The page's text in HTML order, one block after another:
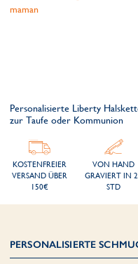
Personalisierte Liberty
zur Taufe oder Kommunion
KOSTENFREIER
VERSAND ÜBER
150€
VON HAND
GRAVIERT IN
STD
PERSONALISIERTE